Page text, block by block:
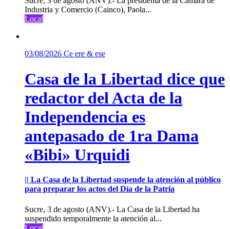
Industria y Comercio (Cainco), Paola...
Local
03/08/2026 Ce ere & ese
Casa de la Libertad dice que
redactor del Acta de la
Independencia es
antepasado de 1ra Dama
«Bibi» Urquidi
|| La Casa de la Libertad suspende la atención al público
para preparar los actos del Día de la Patria
Sucre, 3 de agosto (ANV).- La Casa de la Libertad ha
suspendido temporalmente la atención al...